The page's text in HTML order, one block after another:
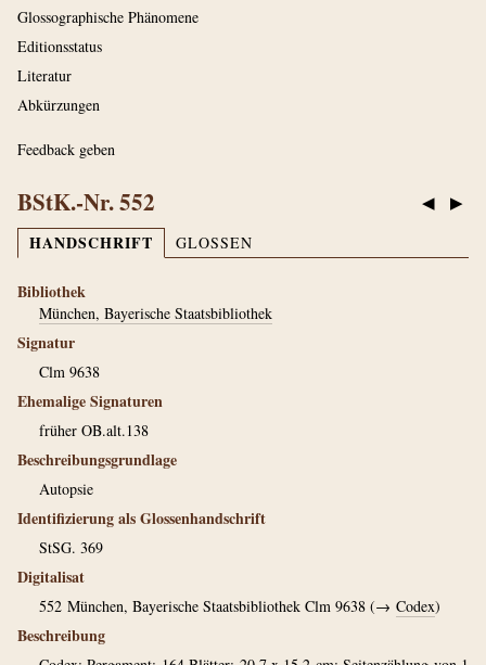
Glossographische Phänomene
Editionsstatus
Literatur
Abkürzungen
Feedback geben
◀ ▶
BStK.-Nr. 552
HANDSCHRIFT GLOSSEN
Bibliothek
München, Bayerische Staatsbibliothek
Signatur
Clm 9638
Ehemalige Signaturen
früher OB.alt.138
Beschreibungsgrundlage
Autopsie
Identifizierung als Glossenhandschrift
StSG. 369
Digitalisat
552 München, Bayerische Staatsbibliothek Clm 9638 (→ Codex)
Beschreibung